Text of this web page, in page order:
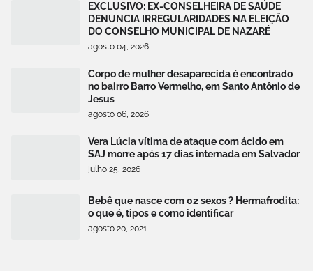
EXCLUSIVO: EX-CONSELHEIRA DE SAÚDE
DENUNCIA IRREGULARIDADES NA ELEIÇÃO
DO CONSELHO MUNICIPAL DE NAZARÉ
agosto 04, 2026
Corpo de mulher desaparecida é encontrado
no bairro Barro Vermelho, em Santo Antônio de
Jesus
agosto 06, 2026
Vera Lúcia vítima de ataque com ácido em
SAJ morre após 17 dias internada em Salvador
julho 25, 2026
Bebê que nasce com 02 sexos ? Hermafrodita:
o que é, tipos e como identificar
agosto 20, 2021